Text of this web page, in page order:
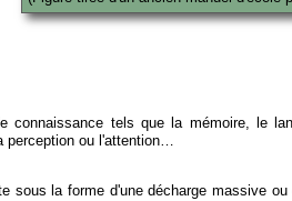
connaissance tels que la mémoire, le
perception ou l'attention…
sous la forme d'une décharge massive ou